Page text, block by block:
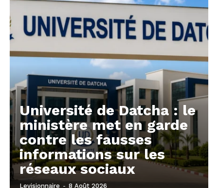
Université de Datcha : le
ministère met en garde
contre les fausses
informations sur les
réseaux sociaux
Levisionnaire - 8 Août 2026